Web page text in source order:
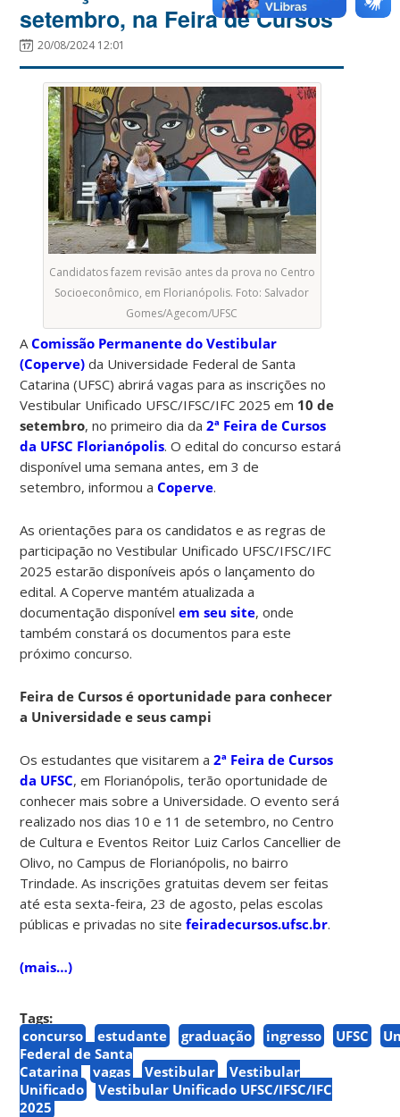
setembro, na Feira de Cursos
20/08/2024 12:01
Candidatos fazem revisão antes da prova no Centro
Socioeconômico, em Florianópolis. Foto: Salvador
Gomes/Agecom/UFSC
AComissão Permanente do Vestibular
(Coperve) da Universidade Federal de Santa
Catarina (UFSC) abrirá vagas para as inscrições no
Vestibular Unificado UFSC/IFSC/IFC 2025 em 10 de
setembro, no primeiro dia da2ª Feira de Cursos
da UFSC Florianópolis. O edital do concurso estará
disponível uma semana antes, em 3 de
setembro, informou aCoperve.
As orientações para os candidatos e as regras de
participação no Vestibular Unificado UFSC/IFSC/IFC
2025 estarão disponíveis após o lançamento do
edital. A Coperve mantém atualizada a
documentação disponívelem seu site, onde
também constará os documentos para este
próximo concurso.
Feira de Cursos é oportunidade para conhecer
a Universidade e seus campi
Os estudantes que visitarem a2ª Feira de Cursos
da UFSC, em Florianópolis, terão oportunidade de
conhecer mais sobre a Universidade. O evento será
realizado nos dias 10 e 11 de setembro, no Centro
de Cultura e Eventos Reitor Luiz Carlos Cancellier de
Olivo, no Campus de Florianópolis, no bairro
Trindade. As inscrições gratuitas devem ser feitas
até esta sexta-feira, 23 de agosto, pelas escolas
públicas e privadas no sitefeiradecursos.ufsc.br.
(mais…)
Tags:
concurso
estudante graduação ingresso UFSC
Federal de Santa
Catarina
vagas Vestibular
Vestibular
Unificado
Vestibular Unificado UFSC/IFSC/IFC
2025